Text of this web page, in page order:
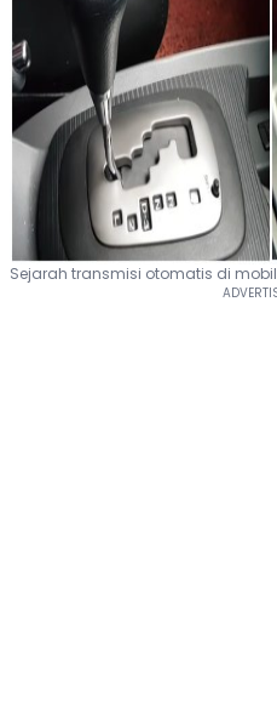
Sejarah transmisi otomatis di mobil